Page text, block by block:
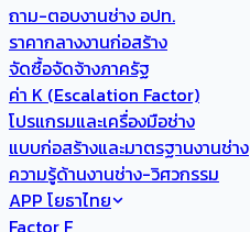
ถาม-ตอบงานช่าง อปท.
ราคากลางงานก่อสร้าง
จัดซื้อจัดจ้างภาครัฐ
ค่า K (Escalation Factor)
โปรแกรมและเครื่องมือช่าง
แบบก่อสร้างและมาตรฐานงานช่าง
ความรู้ด้านงานช่าง-วิศวกรรม
APP โยธาไทย
Factor F